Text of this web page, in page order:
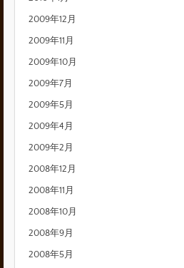
2009年12月
2009年11月
2009年10月
2009年7月
2009年5月
2009年4月
2009年2月
2008年12月
2008年11月
2008年10月
2008年9月
2008年5月